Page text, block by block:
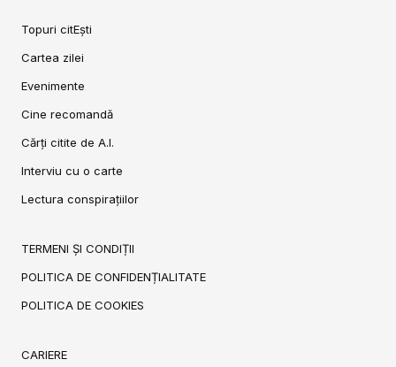
Topuri citEști
Cartea zilei
Evenimente
Cine recomandă
Cărți citite de A.I.
Interviu cu o carte
Lectura conspirațiilor
TERMENI ȘI CONDIȚII
POLITICA DE CONFIDENȚIALITATE
POLITICA DE COOKIES
CARIERE